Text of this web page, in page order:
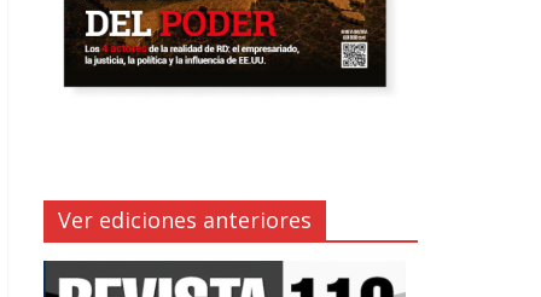
Ver ediciones anteriores